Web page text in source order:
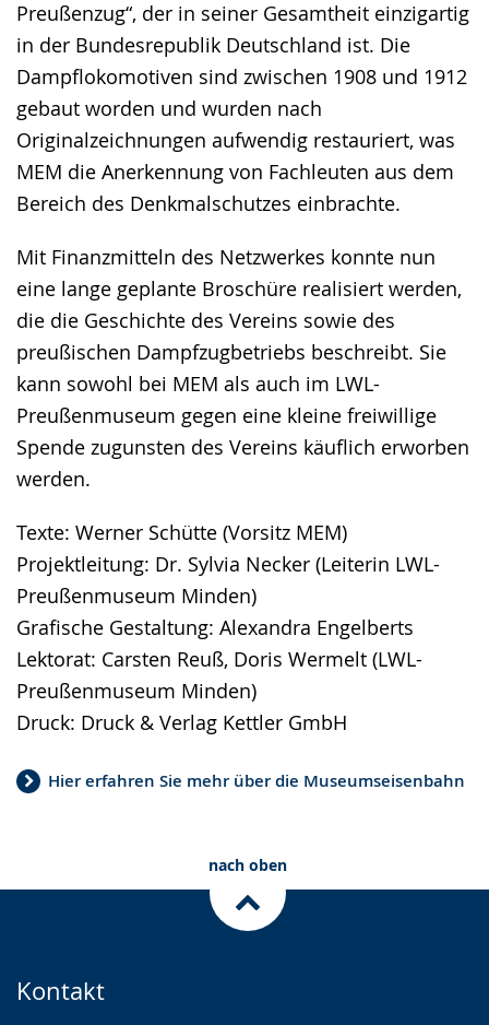
Preußenzug“, der in seiner Gesamtheit einzigartig
in der Bundesrepublik Deutschland ist. Die
Dampflokomotiven sind zwischen 1908 und 1912
gebaut worden und wurden nach
Originalzeichnungen aufwendig restauriert, was
MEM die Anerkennung von Fachleuten aus dem
Bereich des Denkmalschutzes einbrachte.
Mit Finanzmitteln des Netzwerkes konnte nun
eine lange geplante Broschüre realisiert werden,
die die Geschichte des Vereins sowie des
preußischen Dampfzugbetriebs beschreibt. Sie
kann sowohl bei MEM als auch im LWL-
Preußenmuseum gegen eine kleine freiwillige
Spende zugunsten des Vereins käuflich erworben
werden.
Texte: Werner Schütte (Vorsitz MEM)
Projektleitung: Dr. Sylvia Necker (Leiterin LWL-
Preußenmuseum Minden)
Grafische Gestaltung: Alexandra Engelberts
Lektorat: Carsten Reuß, Doris Wermelt (LWL-
Preußenmuseum Minden)
Druck: Druck & Verlag Kettler GmbH
Hier erfahren Sie mehr über die Museumseisenbahn
nach oben
Kontakt